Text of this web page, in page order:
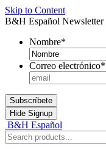
Skip to Content
B&H Español Newsletter
Nombre*
Correo electrónico*
Subscríbete
Hide Signup
B&H Español